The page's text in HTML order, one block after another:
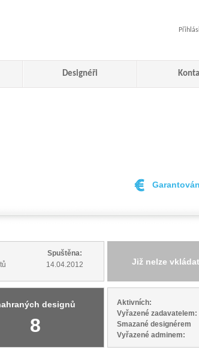
Designéři
Spuštěna:
14.04.2012
Již nelze
designů
8
Aktivních:
Vyřazené zadavatelem:
Smazané designérem
Vyřazené adminem: